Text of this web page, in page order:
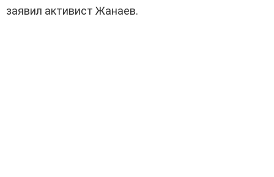
заявил активист Жанаев.